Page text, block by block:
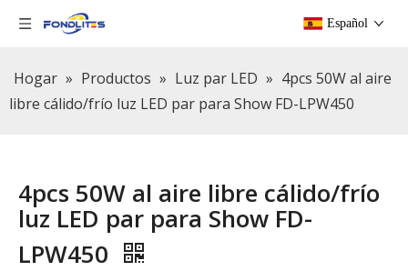
Español
Hogar » Productos » Luz par LED » 4pcs 50W al aire
libre cálido/frío luz LED par para Show FD-LPW450
4pcs 50W al aire libre cálido/frío
luz LED par para Show FD-
LPW450